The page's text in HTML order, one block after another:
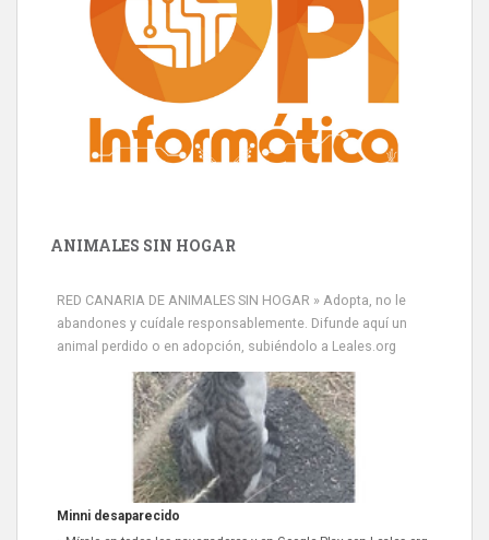
ANIMALES SIN HOGAR
RED CANARIA DE ANIMALES SIN HOGAR » Adopta, no le
abandones y cuídale responsablemente. Difunde aquí un
animal perdido o en adopción, subiéndolo a Leales.org
Minni desaparecido